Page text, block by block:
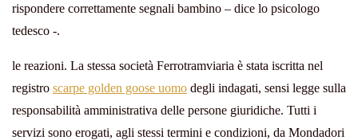
rispondere correttamente segnali bambino – dice lo psicologo
tedesco -.
le reazioni. La stessa società Ferrotramviaria è stata iscritta nel
registro scarpe golden goose uomo degli indagati, sensi legge sulla
responsabilità amministrativa delle persone giuridiche. Tutti i
servizi sono erogati, agli stessi termini e condizioni, da Mondadori